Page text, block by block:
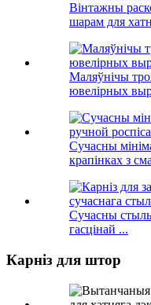
Вінтажны
шарам для
Маляўнічы
ювелірных
Сучасны
крапінках з
Сучасны
гасцінай ...
Карніз для штор